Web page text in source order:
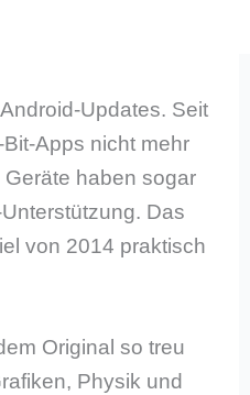
Updates. Seit
Apps nicht mehr
haben sogar
Das
von 2014 praktisch
Original so treu
Physik und